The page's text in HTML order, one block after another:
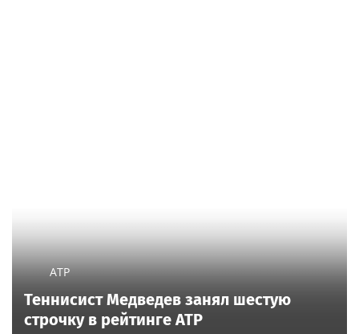
ATP
Теннисист Медведев занял шестую
строчку в рейтинге ATP